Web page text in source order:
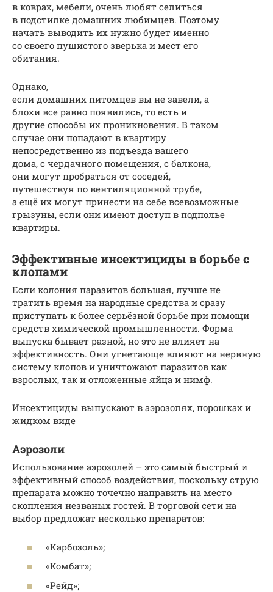
в коврах, мебели, очень любят селиться
в подстилке домашних любимцев. Поэтому
начать выводить их нужно будет именно
со своего пушистого зверька и мест его
обитания.
Однако,
если домашних питомцев вы не завели, а
блохи все равно появились, то есть и
другие способы их проникновения. В таком
случае они попадают в квартиру
непосредственно из подъезда вашего
дома, с чердачного помещения, с балкона,
они могут пробраться от соседей,
путешествуя по вентиляционной трубе,
а ещё их могут принести на себе всевозможные
грызуны, если они имеют доступ в подполье
квартиры.
Эффективные инсектициды в борьбе с
клопами
Если колония паразитов большая, лучше не
тратить время на народные средства и сразу
приступать к более серьёзной борьбе при помощи
средств химической промышленности. Форма
выпуска бывает разной, но это не влияет на
эффективность. Они угнетающе влияют на нервную
систему клопов и уничтожают паразитов как
взрослых, так и отложенные яйца и нимф.
Инсектициды выпускают в аэрозолях, порошках и
жидком виде
Аэрозоли
Использование аэрозолей – это самый быстрый и
эффективный способ воздействия, поскольку струю
препарата можно точечно направить на место
скопления незваных гостей. В торговой сети на
выбор предложат несколько препаратов:
«Карбозоль»;
«Комбат»;
«Рейд»;